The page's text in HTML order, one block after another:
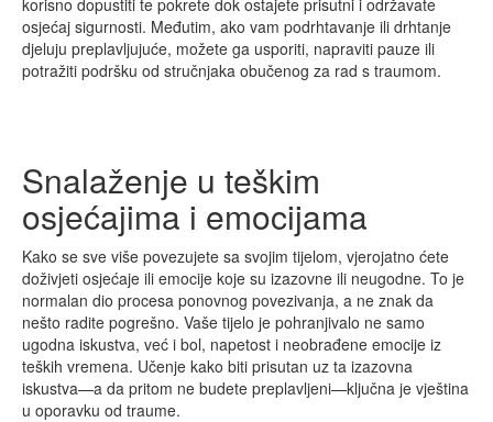
osjećaj sigurnosti. Međutim, ako vam podrhtavanje ili drhtanje
djeluju preplavljujuće, možete ga usporiti, napraviti pauze ili
potražiti podršku od stručnjaka obučenog za rad s traumom.
Snalaženje u teškim
osjećajima i emocijama
Kako se sve više povezujete sa svojim tijelom, vjerojatno ćete
doživjeti osjećaje ili emocije koje su izazovne ili neugodne. To je
normalan dio procesa ponovnog povezivanja, a ne znak da
nešto radite pogrešno. Vaše tijelo je pohranjivalo ne samo
ugodna iskustva, već i bol, napetost i neobrađene emocije iz
teških vremena. Učenje kako biti prisutan uz ta izazovna
iskustva—a da pritom ne budete preplavljeni—ključna je vještina
u oporavku od traume.